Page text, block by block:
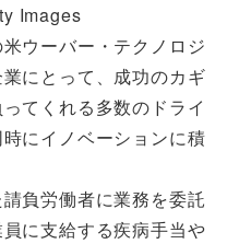
Images
ウーバー・テクノロジ
にとって、成功のカギ
てくれる多数のドライ
にイノベーションに積
負労働者に業務を委託
に支給する疾病手当や